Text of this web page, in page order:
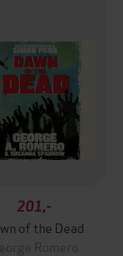
201,-
of the Dead
Romero